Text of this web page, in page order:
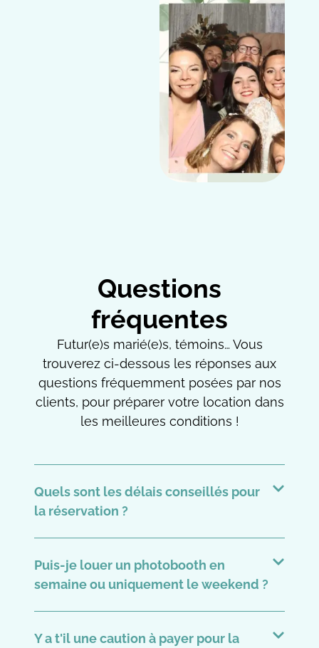
Questions
fréquentes
Futur(e)s marié(e)s, témoins… Vous
trouverez ci-dessous les réponses aux
questions fréquemment posées par nos
clients, pour préparer votre location dans
les meilleures conditions !
Quels sont les délais conseillés pour
la réservation ?
Puis-je louer un photobooth en
semaine ou uniquement le weekend ?
Y a t'il une caution à payer pour la